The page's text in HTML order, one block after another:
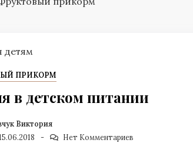
ПРИКОРМ
в детском питании
Виктория
Нет Комментариев